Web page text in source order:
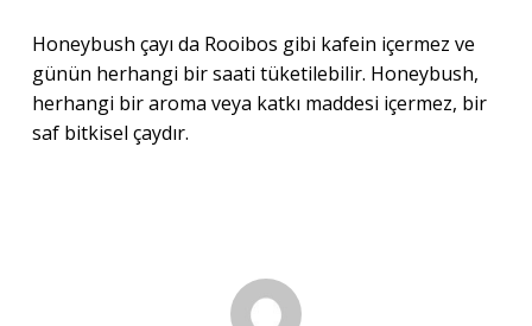
Honeybush çayı da Rooibos gibi kafein içermez ve
günün herhangi bir saati tüketilebilir. Honeybush,
herhangi bir aroma veya katkı maddesi içermez, bir
saf bitkisel çaydır.